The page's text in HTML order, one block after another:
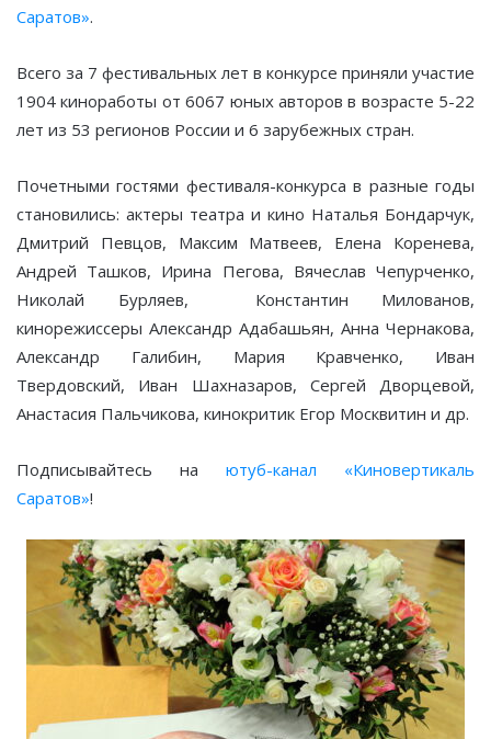
Саратов».
Всего за 7 фестивальных лет в конкурсе приняли участие
1904 киноработы от 6067 юных авторов в возрасте 5-22
лет из 53 регионов России и 6 зарубежных стран.
Почетными гостями фестиваля-конкурса в разные годы
становились: актеры театра и кино Наталья Бондарчук,
Дмитрий Певцов, Максим Матвеев, Елена Коренева,
Андрей Ташков, Ирина Пегова, Вячеслав Чепурченко,
Николай Бурляев, Константин Милованов,
кинорежиссеры Александр Адабашьян, Анна Чернакова,
Александр Галибин, Мария Кравченко, Иван
Твердовский, Иван Шахназаров, Сергей Дворцевой,
Анастасия Пальчикова, кинокритик Егор Москвитин и др.
Подписывайтесь на ютуб-канал «Киновертикаль
Саратов»!